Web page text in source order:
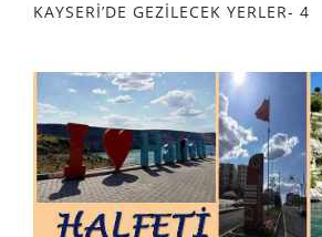
KAYSERİ’DE GEZİLECEK YERLER- 4